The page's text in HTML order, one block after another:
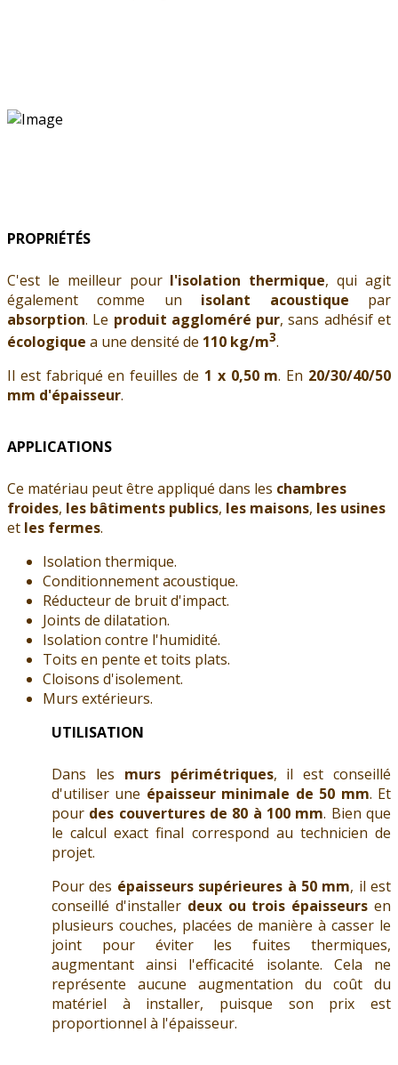
PROPRIÉTÉS
C'est le meilleur pour l'isolation thermique, qui agit
également comme un isolant acoustique par
absorption. Le produit aggloméré pur, sans adhésif et
écologique a une densité de 110 kg/m3.
Il est fabriqué en feuilles de 1 x 0,50 m. En 20/30/40/50
mm d'épaisseur.
APPLICATIONS
Ce matériau peut être appliqué dans les chambres
froides, les bâtiments publics, les maisons, les usines
et les fermes.
Isolation thermique.
Conditionnement acoustique.
Réducteur de bruit d'impact.
Joints de dilatation.
Isolation contre l'humidité.
Toits en pente et toits plats.
Cloisons d'isolement.
Murs extérieurs.
UTILISATION
Dans les murs périmétriques, il est conseillé
d'utiliser une épaisseur minimale de 50 mm. Et
pour des couvertures de 80 à 100 mm. Bien que
le calcul exact final correspond au technicien de
projet.
Pour des épaisseurs supérieures à 50 mm, il est
conseillé d'installerdeux ou trois épaisseurs en
plusieurs couches, placées de manière à casser le
joint pour éviter les fuites thermiques,
augmentant ainsi l'efficacité isolante. Cela ne
représente aucune augmentation du coût du
matériel à installer, puisque son prix est
proportionnel à l'épaisseur.